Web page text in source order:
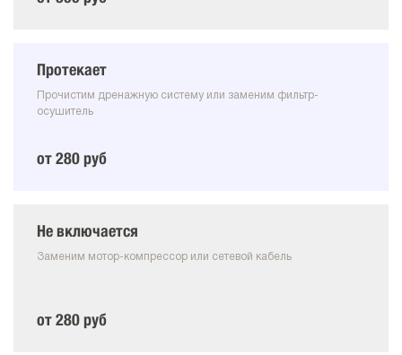
Протекает
Прочистим дренажную систему или заменим фильтр-
осушитель
от 280 руб
Не включается
Заменим мотор-компрессор или сетевой кабель
от 280 руб